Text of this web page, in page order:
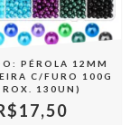
PÉROLA 12MM
C/FURO 100G
130UN)